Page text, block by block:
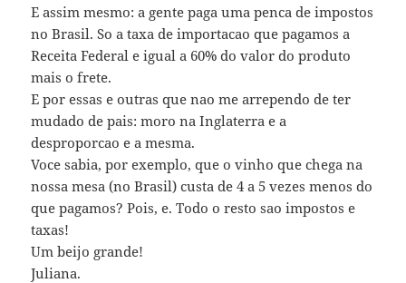
E assim mesmo: a gente paga uma penca de impostos
no Brasil. So a taxa de importacao que pagamos a
Receita Federal e igual a 60% do valor do produto
mais o frete.
E por essas e outras que nao me arrependo de ter
mudado de pais: moro na Inglaterra e a
desproporcao e a mesma.
Voce sabia, por exemplo, que o vinho que chega na
nossa mesa (no Brasil) custa de 4 a 5 vezes menos do
que pagamos? Pois, e. Todo o resto sao impostos e
taxas!
Um beijo grande!
Juliana.